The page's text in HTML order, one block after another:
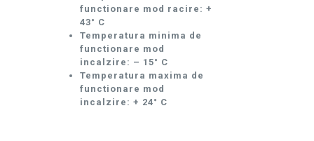
functionare mod racire: +
43° C
Temperatura minima de
functionare mod
incalzire: – 15° C
Temperatura maxima de
functionare mod
incalzire: + 24° C